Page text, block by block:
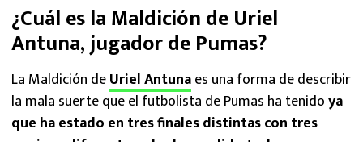
¿Cuál es la Maldición de Uriel
Antuna, jugador de Pumas?
La Maldición deUriel Antunaes una forma de describir
la mala suerte que el futbolista de Pumas ha tenidoya
que ha estado en tres finales distintas con tres